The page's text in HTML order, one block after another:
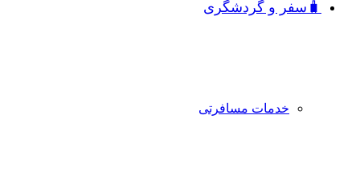
🧳سفر و گردشگری
خدمات مسافرتی